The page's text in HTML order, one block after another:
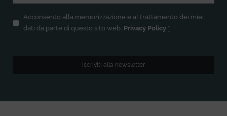
Privacy(Obbligatorio)
Acconsento alla memorizzazione e al trattamento dei miei
dati da parte di questo sito web. Privacy Policy *
Iscriviti alla newsletter